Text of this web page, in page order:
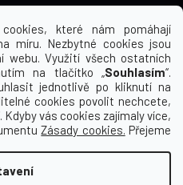
které nám pomáhají
míru. Nezbytné cookies jsou
webu. Využití všech ostatních
na tlačítko „Souhlasím“.
jednotlivě po kliknutí na
cookies povolit nechcete,
Kdyby vás cookies zajímaly více,
Zásady cookies. Přejeme
250 000